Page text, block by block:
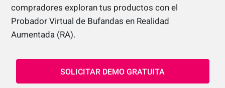
compradores exploran tus productos con el
Probador Virtual de Bufandas en Realidad
Aumentada (RA).
SOLICITAR DEMO GRATUITA